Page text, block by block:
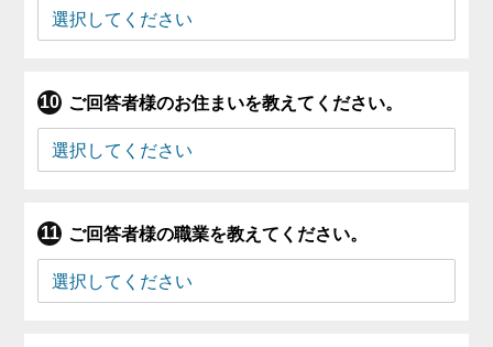
ご回答者様のお住まいを教えてください。
ご回答者様の職業を教えてください。